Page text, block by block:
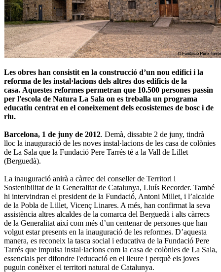
Les obres han consistit en la construcció d’un nou edifici i la
reforma de les instal·lacions dels altres dos edificis de la
casa. Aquestes reformes permetran que 10.500 persones passin
per l'escola de Natura La Sala on es treballa un programa
educatiu centrat en el coneixement dels ecosistemes de bosc i de
riu.
Barcelona, 1 de juny de 2012. Demà, dissabte 2 de juny, tindrà
lloc la inauguració de les noves instal·lacions de les casa de colònies
de La Sala que la Fundació Pere Tarrés té a la Vall de Lillet
(Berguedà).
La inauguració anirà a càrrec del conseller de Territori i
Sostenibilitat de la Generalitat de Catalunya, Lluís Recorder. També
hi intervindran el president de la Fundació, Antoni Millet, i l’alcalde
de la Pobla de Lillet, Vicenç Linares. A més, han confirmat la seva
assistència altres alcaldes de la comarca del Berguedà i alts càrrecs
de la Generalitat així com més d’un centenar de persones que han
volgut estar presents en la inauguració de les reformes. D’aquesta
manera, es reconeix la tasca social i educativa de la Fundació Pere
Tarrés que impulsa instal·lacions com la casa de colònies de La Sala,
essencials per difondre l'educació en el lleure i perquè els joves
puguin conèixer el territori natural de Catalunya.